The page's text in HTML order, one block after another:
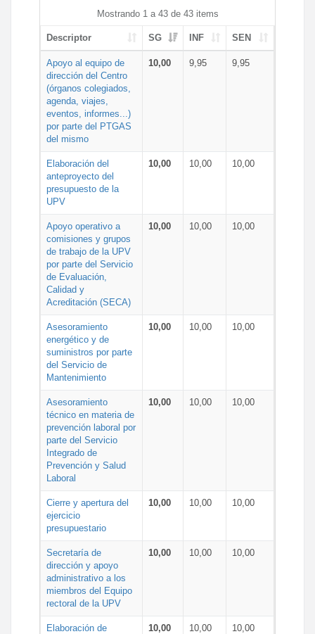
Mostrando 1 a 43 de 43 items
Descriptor SG INF SEN
Apoyo al equipo de
dirección del Centro
(órganos colegiados,
agenda, viajes,
eventos, informes...)
por parte del PTGAS
del mismo
10,00 9,95 9,95
Elaboración del
anteproyecto del
presupuesto de la
UPV
10,00 10,00 10,00
Apoyo operativo a
comisiones y grupos
de trabajo de la UPV
por parte del Servicio
de Evaluación,
Calidad y
Acreditación (SECA)
10,00 10,00 10,00
Asesoramiento
energético y de
suministros por parte
del Servicio de
Mantenimiento
10,00 10,00 10,00
Asesoramiento
técnico en materia de
prevención laboral por
parte del Servicio
Integrado de
Prevención y Salud
Laboral
10,00 10,00 10,00
Cierre y apertura del
ejercicio
presupuestario
10,00 10,00 10,00
Secretaría de
dirección y apoyo
administrativo a los
miembros del Equipo
rectoral de la UPV
10,00 10,00 10,00
Elaboración de
10,00 10,00 10,00